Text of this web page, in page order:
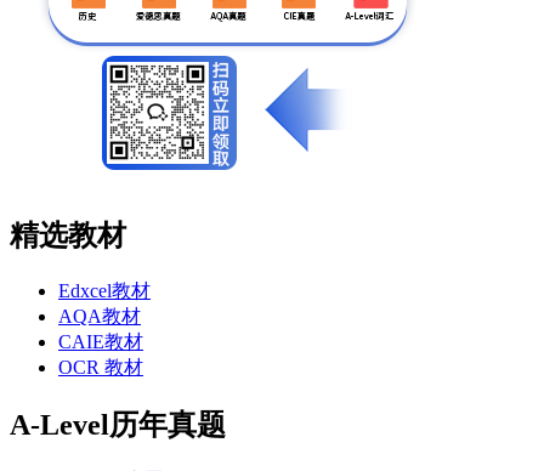
精选教材
Edxcel教材
AQA教材
CAIE教材
OCR 教材
A-Level历年真题